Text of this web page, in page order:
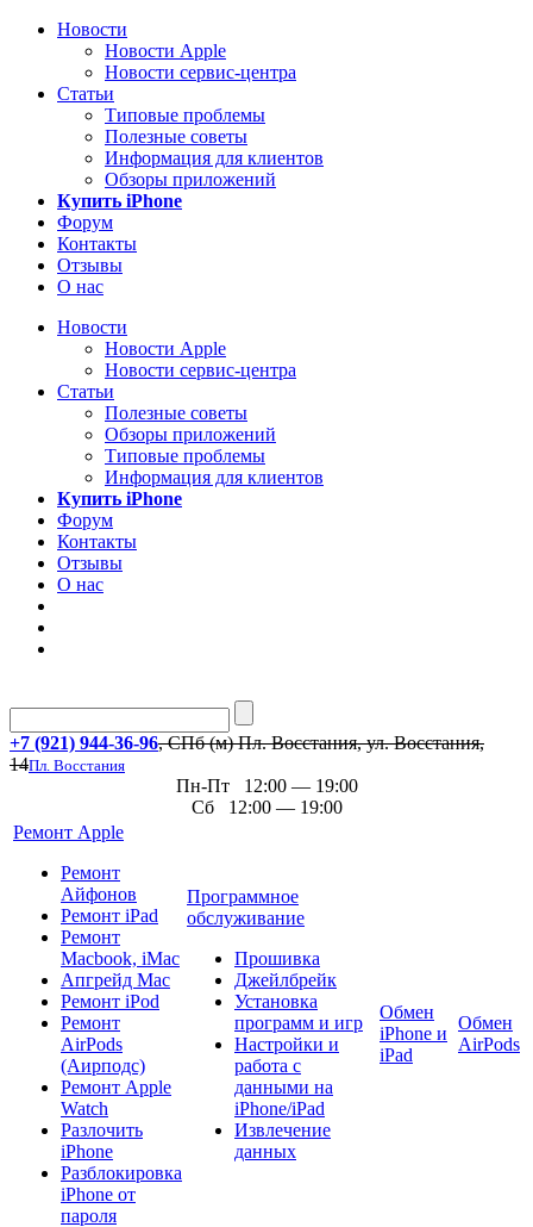
Новости
Новости Apple
Новости сервис-центра
Статьи
Типовые проблемы
Полезные советы
Информация для клиентов
Обзоры приложений
Купить iPhone
Форум
Контакты
Отзывы
О нас
Новости
Новости Apple
Новости сервис-центра
Статьи
Полезные советы
Обзоры приложений
Типовые проблемы
Информация для клиентов
Купить iPhone
Форум
Контакты
Отзывы
О нас
+7 (921) 944-36-96, СПб (м) Пл. Восстания, ул. Восстания,
14Пл. Восстания
Пн-Пт 12:00 — 19:00
Сб 12:00 — 19:00
Ремонт Apple
Ремонт
Айфонов
Ремонт iPad
Ремонт
Macbook, iMac
Апгрейд Mac
Ремонт iPod
Ремонт
AirPods
(Аирподс)
Ремонт Apple
Watch
Разлочить
iPhone
Разблокировка
iPhone от
пароля
Программное
обслуживание
Прошивка
Джейлбрейк
Установка
программ и игр
Настройки и
работа с
данными на
iPhone/iPad
Извлечение
данных
Обмен
iPhone и
iPad
Обмен
AirPods